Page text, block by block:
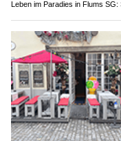
Leben im Paradies in Flums